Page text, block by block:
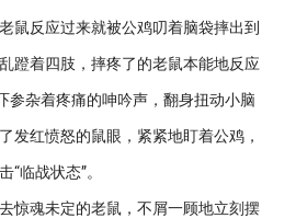
鼠反应过来就被公鸡叨着脑袋摔出到
蹬着四肢，摔疼了的老鼠本能地反应
参杂着疼痛的呻吟声，翻身扭动小脑
发红愤怒的鼠眼，紧紧地盯着公鸡，
临战状态”。
惊魂未定的老鼠，不屑一顾地立刻摆